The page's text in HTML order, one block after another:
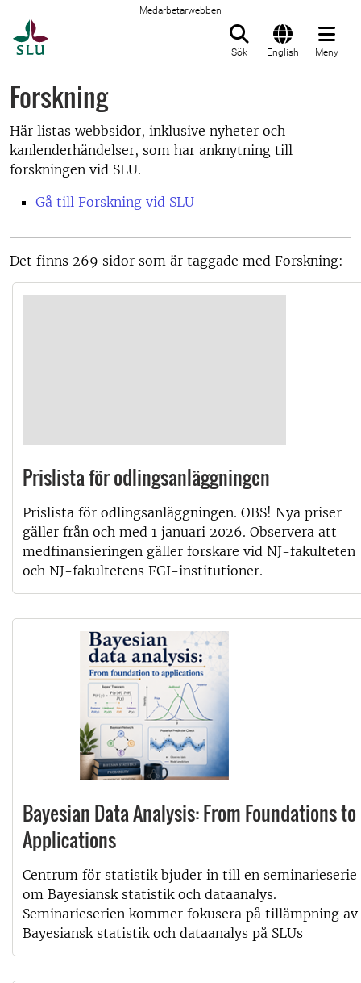
Medarbetarwebben
Sök English Meny
Forskning
Här listas webbsidor, inklusive nyheter och
kanlenderhändelser, som har anknytning till
forskningen vid SLU.
Gå till Forskning vid SLU
Det finns 269 sidor som är taggade med Forskning:
Prislista för odlingsanläggningen
Prislista för odlingsanläggningen. OBS! Nya priser
gäller från och med 1 januari 2026. Observera att
medfinansieringen gäller forskare vid NJ-fakulteten
och NJ-fakultetens FGI-institutioner.
Bayesian Data Analysis: From Foundations to
Applications
Centrum för statistik bjuder in till en seminarieserie
om Bayesiansk statistik och dataanalys.
Seminarieserien kommer fokusera på tillämpning av
Bayesiansk statistik och dataanalys på SLUs